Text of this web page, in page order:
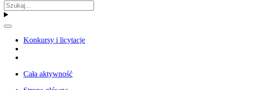
Konkursy i licytacje
Cała aktywność